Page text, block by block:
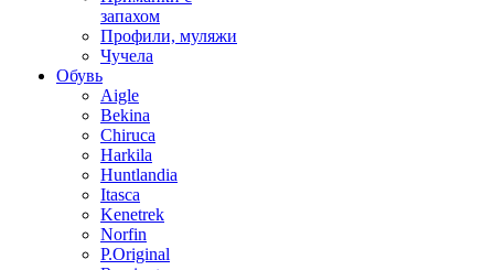
запахом
Профили, муляжи
Чучела
Обувь
Aigle
Bekina
Chiruсa
Harkila
Huntlandia
Itasca
Kenetrek
Norfin
P.Original